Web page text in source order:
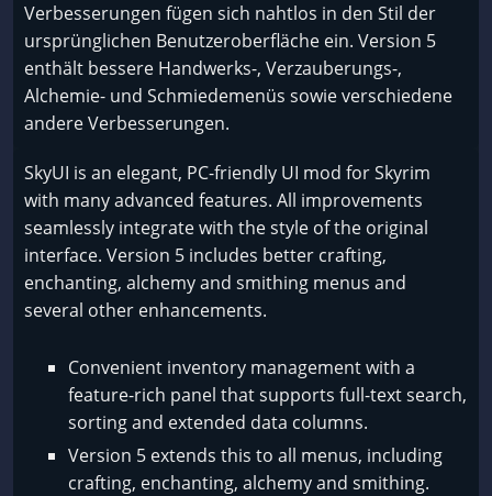
Verbesserungen fügen sich nahtlos in den Stil der
ursprünglichen Benutzeroberfläche ein. Version 5
enthält bessere Handwerks-, Verzauberungs-,
Alchemie- und Schmiedemenüs sowie verschiedene
andere Verbesserungen.
SkyUI is an elegant, PC-friendly UI mod for Skyrim
with many advanced features. All improvements
seamlessly integrate with the style of the original
interface. Version 5 includes better crafting,
enchanting, alchemy and smithing menus and
several other enhancements.
Convenient inventory management with a
feature-rich panel that supports full-text search,
sorting and extended data columns.
Version 5 extends this to all menus, including
crafting, enchanting, alchemy and smithing.